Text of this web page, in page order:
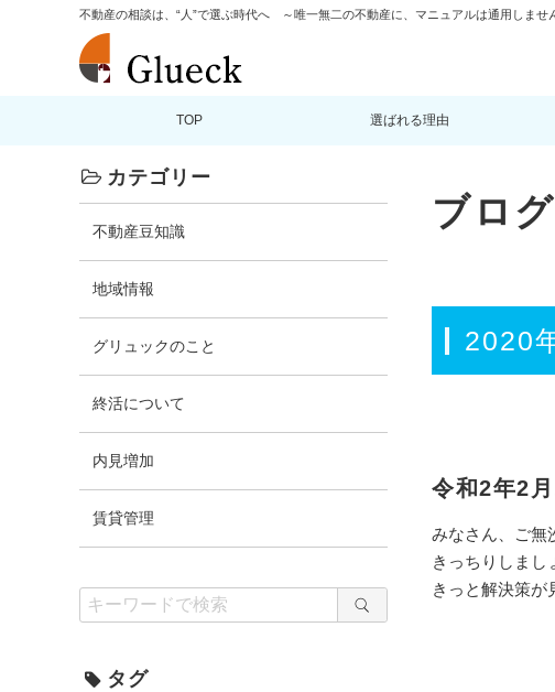
不動産の相談は、“人”で選ぶ時代へ ～唯一無二の不動産に、マニュアルは通用しま
TOP 選ばれる理由
ブログ
2020
令和2年2
みなさん、ご無
きっちりしまし
きっと解決策が
カテゴリー
不動産豆知識
地域情報
グリュックのこと
終活について
内見増加
賃貸管理
タグ